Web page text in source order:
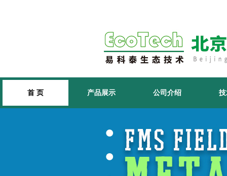
首 页 产品展示 公司介绍